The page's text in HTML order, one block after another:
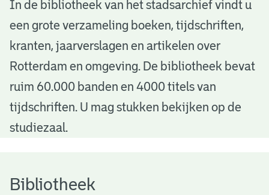
B
b
o
h
In de bibliotheek van het stadsarchief vindt u
een grote verzameling boeken, tijdschriften,
kranten, jaarverslagen en artikelen over
Rotterdam en omgeving. De bibliotheek bevat
ruim 60.000 banden en 4000 titels van
tijdschriften. U mag stukken bekijken op de
studiezaal.
Bibliotheek